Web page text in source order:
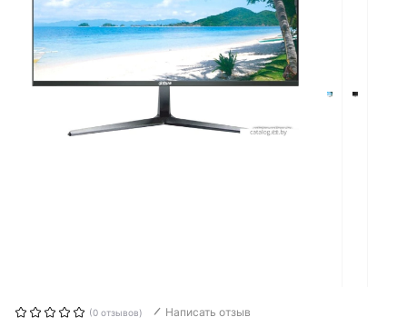
(0 отзывов) Написать отзыв